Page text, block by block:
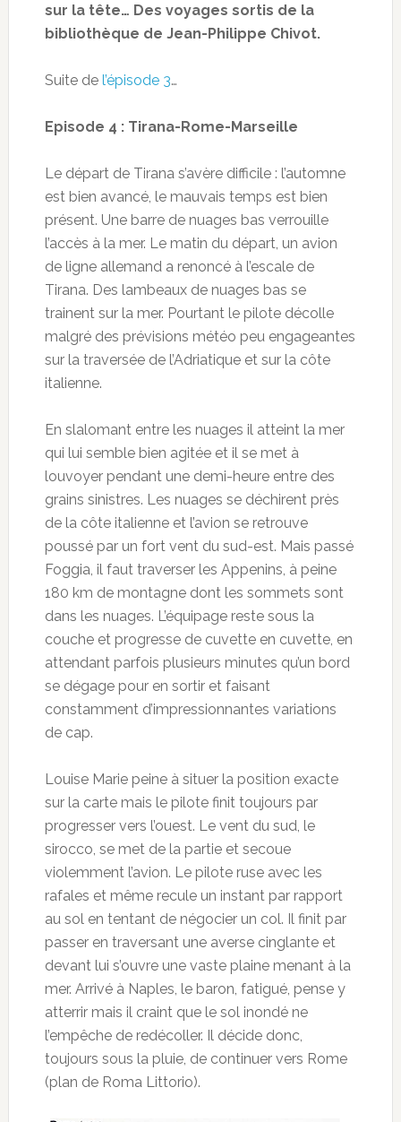
sur la tête… Des voyages sortis de la
bibliothèque de Jean-Philippe Chivot.
Suite de l’épisode 3…
Episode 4 : Tirana-Rome-Marseille
Le départ de Tirana s’avère difficile : l’automne
est bien avancé, le mauvais temps est bien
présent. Une barre de nuages bas verrouille
l’accès à la mer. Le matin du départ, un avion
de ligne allemand a renoncé à l’escale de
Tirana. Des lambeaux de nuages bas se
trainent sur la mer. Pourtant le pilote décolle
malgré des prévisions météo peu engageantes
sur la traversée de l’Adriatique et sur la côte
italienne.
En slalomant entre les nuages il atteint la mer
qui lui semble bien agitée et il se met à
louvoyer pendant une demi-heure entre des
grains sinistres. Les nuages se déchirent près
de la côte italienne et l’avion se retrouve
poussé par un fort vent du sud-est. Mais passé
Foggia, il faut traverser les Appenins, à peine
180 km de montagne dont les sommets sont
dans les nuages. L’équipage reste sous la
couche et progresse de cuvette en cuvette, en
attendant parfois plusieurs minutes qu’un bord
se dégage pour en sortir et faisant
constamment d’impressionnantes variations
de cap.
Louise Marie peine à situer la position exacte
sur la carte mais le pilote finit toujours par
progresser vers l’ouest. Le vent du sud, le
sirocco, se met de la partie et secoue
violemment l’avion. Le pilote ruse avec les
rafales et même recule un instant par rapport
au sol en tentant de négocier un col. Il finit par
passer en traversant une averse cinglante et
devant lui s’ouvre une vaste plaine menant à la
mer. Arrivé à Naples, le baron, fatigué, pense y
atterrir mais il craint que le sol inondé ne
l’empêche de redécoller. Il décide donc,
toujours sous la pluie, de continuer vers Rome
(plan de Roma Littorio).